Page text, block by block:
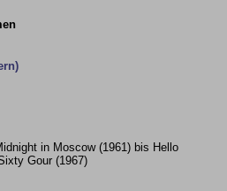
in Moscow (1961) bis Hello
Gour (1967)